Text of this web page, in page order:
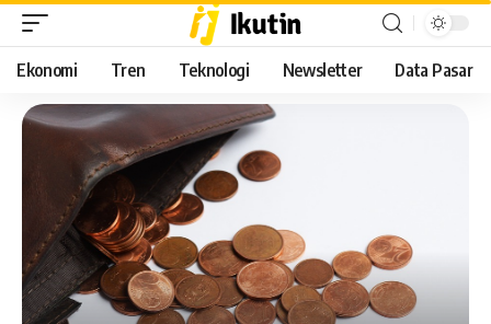
Ekonomi Tren Teknologi Newsletter Data Pasar